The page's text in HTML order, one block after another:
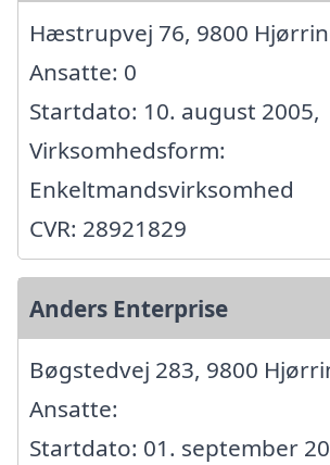
Hæstrupvej 76, 9800
Ansatte: 0
Startdato: 10. august 2005,
Virksomhedsform:
Enkeltmandsvirksomhed
CVR: 28921829
Anders Enterprise
Bøgstedvej 283, 9800
Ansatte:
Startdato: 01. september